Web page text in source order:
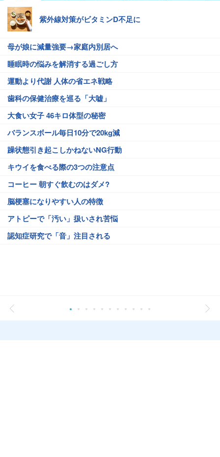
紫外線対策がビタミンD不足に
母が娘に減量強要→家庭内別居へ
睡眠時の悩みを解消する過ごし方
運動より代謝 人体の省エネ戦略
歯科の保健治療を巡る「大嘘」
大食い女子 46キロ体型の秘密
バランスボール毎日10分で20kg減
躁状態引き起こしかねないNG行動
キウイを食べる際の3つの注意点
コーヒー 朝すぐ飲むのはダメ?
脳梗塞になりやすい人の特徴
アトピーで「汚い」扱いされ苦悩
認知症研究で「音」注目される